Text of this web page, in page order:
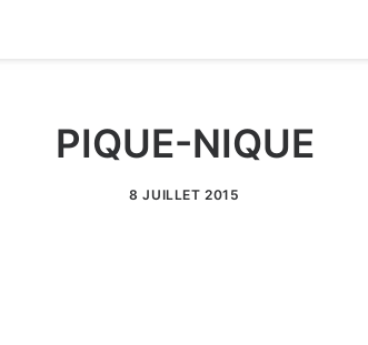
PIQUE-NIQUE
8 JUILLET 2015